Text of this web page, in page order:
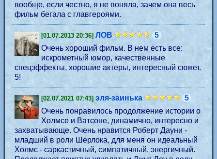
вообще, если честно, я не поняла, зачем она весь
фильм бегала с главгероями.
[01.07.2013 20:36] ЛОВ
5
Очень хороший фильм. В нем есть все:
искрометный юмор, качественные
спецэффекты, хорошие актеры, интересный сюжет.
5!
[02.07.2021 07:43] эля-заинька
5
Очень понравилось продолжение истории о
Холмсе и Ватсоне, динамично, интересно и
захватывающе. Очень нравится Роберт Дауни -
младший в роли Шерлока, для меня он идеальный
Холмс - саркастичный, симпатичный, энергичный.